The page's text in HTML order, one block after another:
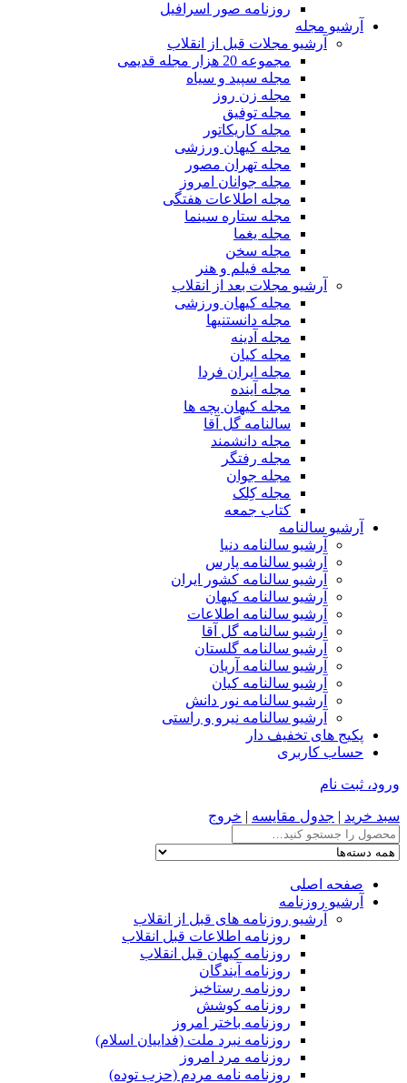
روزنامه صور اسرافیل
آرشیو مجله
آرشیو مجلات قبل از انقلاب
مجموعه 20 هزار مجله قدیمی
مجله سپید و سیاه
مجله زن روز
مجله توفیق
مجله کاریکاتور
مجله کیهان ورزشی
مجله تهران مصور
مجله جوانان امروز
مجله اطلاعات هفتگی
مجله ستاره سینما
مجله یغما
مجله سخن
مجله فیلم و هنر
آرشیو مجلات بعد از انقلاب
مجله کیهان ورزشی
مجله دانستنیها
مجله آدینه
مجله کیان
مجله ایران فردا
مجله آینده
مجله کیهان بچه ها
سالنامه گل آقا
مجله دانشمند
مجله رفتگر
مجله جوان
مجله کِلک
کتاب جمعه
آرشیو سالنامه
آرشیو سالنامه دنیا
آرشیو سالنامه پارس
آرشیو سالنامه کشور ایران
آرشیو سالنامه کیهان
آرشیو سالنامه اطلاعات
آرشیو سالنامه گل آقا
آرشیو سالنامه گلستان
آرشیو سالنامه آریان
آرشیو سالنامه کیان
آرشیو سالنامه نور دانش
آرشیو سالنامه نیرو و راستی
پکیج های تخفیف دار
حساب کاربری
ورود، ثبت نام
سبد خرید | جدول مقایسه | خروج
صفحه اصلی
آرشیو روزنامه
آرشیو روزنامه های قبل از انقلاب
روزنامه اطلاعات قبل انقلاب
روزنامه کیهان قبل انقلاب
روزنامه آیندگان
روزنامه رستاخیز
روزنامه کوشش
روزنامه باختر امروز
روزنامه نبرد ملت (فداییان اسلام)
روزنامه مرد امروز
روزنامه نامه مردم (حزب توده)